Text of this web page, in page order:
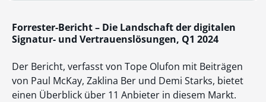
Forrester-Bericht – Die Landschaft der digitalen
Signatur- und Vertrauenslösungen, Q1 2024
Der Bericht, verfasst von Tope Olufon mit Beiträgen
von Paul McKay, Zaklina Ber und Demi Starks, bietet
einen Überblick über 11 Anbieter in diesem Markt.